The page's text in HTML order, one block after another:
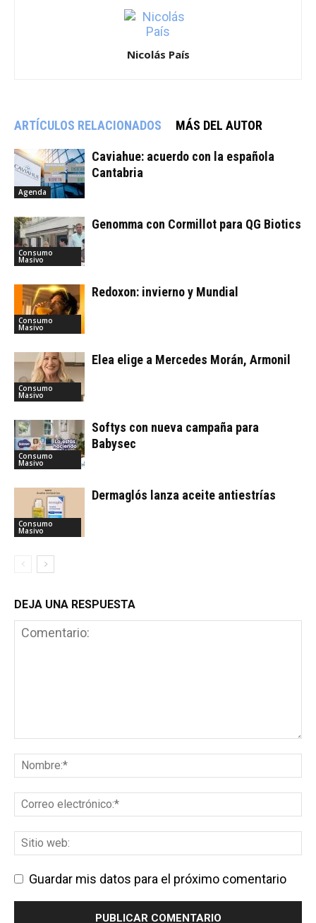
Nicolás País
ARTÍCULOS RELACIONADOS MÁS DEL AUTOR
Agenda
Caviahue: acuerdo con la española
Cantabria
Consumo
Masivo
Genomma con Cormillot para QG Biotics
Consumo
Masivo
Redoxon: invierno y Mundial
Consumo
Masivo
Elea elige a Mercedes Morán, Armonil
Consumo
Masivo
Softys con nueva campaña para
Babysec
Consumo
Masivo
Dermaglós lanza aceite antiestrías
DEJA UNA RESPUESTA
Guardar mis datos para el próximo comentario